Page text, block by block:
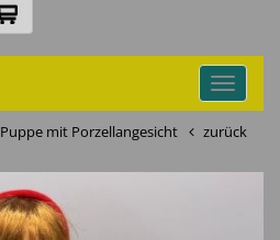
Toggle
Puppe mit Porzellangesicht zurück